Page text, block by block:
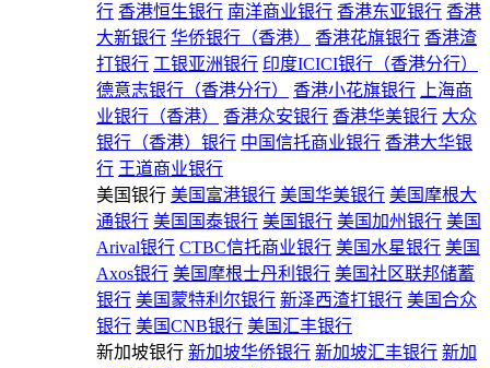
行 香港恒生银行 南洋商业银行 香港东亚银行 香港
大新银行 华侨银行（香港） 香港花旗银行 香港渣
打银行 工银亚洲银行 印度ICICI银行（香港分行）
德意志银行（香港分行）
香港小花旗银行
上海商
业银行（香港）
香港众安银行 香港华美银行 大众
银行（香港）银行 中国信托商业银行 香港大华银
行 王道商业银行
美国银行 美国富港银行 美国华美银行 美国摩根大
通银行 美国国泰银行 美国银行 美国加州银行 美国
Arival银行 CTBC信托商业银行 美国水星银行 美国
Axos银行 美国摩根士丹利银行 美国社区联邦储蓄
银行 美国蒙特利尔银行 新泽西渣打银行 美国合众
银行 美国CNB银行 美国汇丰银行
新加坡银行 新加坡华侨银行 新加坡汇丰银行 新加